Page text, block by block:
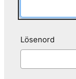
Lösenord